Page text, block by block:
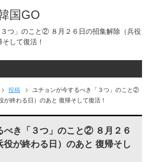
国GO
つ」のこと② ８月２６日の招集解除（兵役
して復活！
投稿
ユチョンが今するべき「３つ」のこと②
が終わる日）のあと 復帰そして復活！
べき「３つ」のこと② ８月２６
役が終わる日）のあと 復帰そし